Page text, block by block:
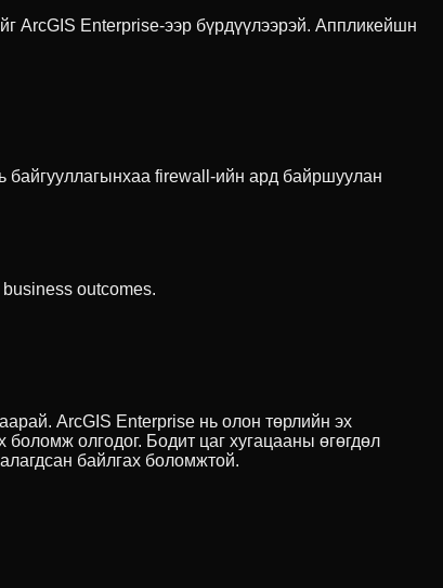
ArcGIS Enterprise-ээр бүрдүүлээрэй. Аппликейшн
байгууллагынхаа firewall-ийн ард байршуулан
outcomes.
ArcGIS Enterprise нь олон төрлийн эх
боломж олгодог. Бодит цаг хугацааны өгөгдөл
байлгах боломжтой.